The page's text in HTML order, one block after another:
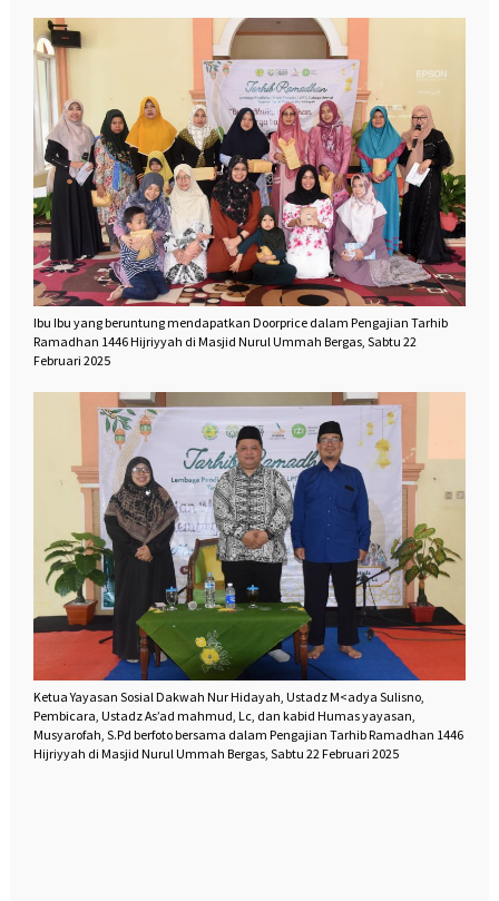
Ibu Ibu yang beruntung mendapatkan Doorprice dalam Pengajian Tarhib
Ramadhan 1446 Hijriyyah di Masjid Nurul Ummah Bergas, Sabtu 22
Februari 2025
Ketua Yayasan Sosial Dakwah Nur Hidayah, Ustadz M<adya Sulisno,
Pembicara, Ustadz As’ad mahmud, Lc, dan kabid Humas yayasan,
Musyarofah, S.Pd berfoto bersama dalam Pengajian Tarhib Ramadhan 1446
Hijriyyah di Masjid Nurul Ummah Bergas, Sabtu 22 Februari 2025